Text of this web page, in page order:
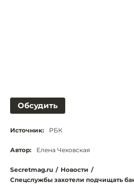
Обсудить
Источник: РБК
Автор: Елена Чеховская
Secretmag.ru / Новости /
Спецслужбы захотели подчищать